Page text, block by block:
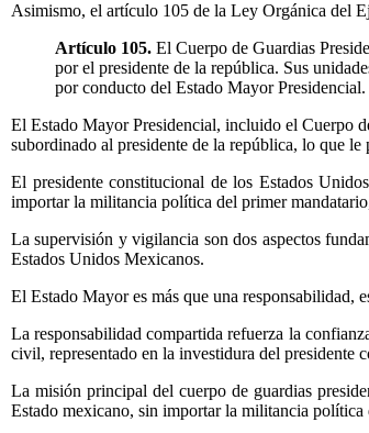
Asimismo, el artículo 105 de la Ley Orgánica del
Artículo 105. El Cuerpo de Guardias
por el presidente de la república. Sus
por conducto del Estado Mayor Presidencial.
El Estado Mayor Presidencial, incluido el Cuerpo
subordinado al presidente de la república, lo que le
El presidente constitucional de los Estados
importar la militancia política del primer
La supervisión y vigilancia son dos aspectos
Estados Unidos Mexicanos.
El Estado Mayor es más que una
La responsabilidad compartida refuerza la
civil, representado en la investidura del presidente
La misión principal del cuerpo de guardias
Estado mexicano, sin importar la militancia política